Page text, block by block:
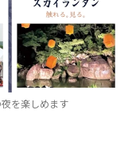
を楽しめます